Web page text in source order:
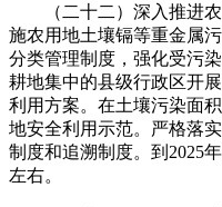
（二十二）深入推进农
施农用地土壤镉等重金属
分类管理制度，强化受污
耕地集中的县级行政区开
利用方案。在土壤污染面
地安全利用示范。严格落
制度和追溯制度。到2025
左右。